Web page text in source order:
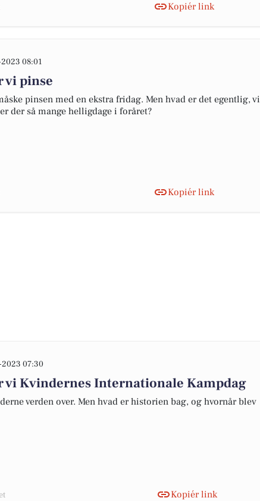
Kopiér link
08:01
vi pinse
pinsen med en ekstra fridag. Men hvad er det egentlig, vi
der så mange helligdage i foråret?
Kopiér link
07:30
Kvindernes Internationale Kampdag
verden over. Men hvad er historien bag, og hvornår blev
Kopiér link